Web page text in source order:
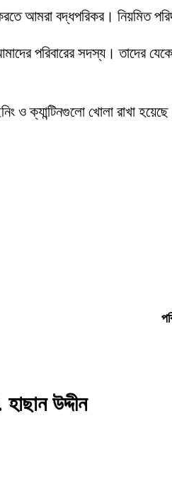
আমরা বদ্ধপরিকর। নিয়মিত
পরিবারের সদস্য। তাদের
ও ক্যান্টিনগুলো খোলা রাখা
উদ্দীন